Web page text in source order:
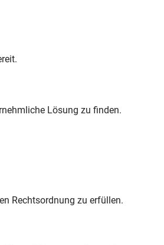
Lösung zu finden.
Rechtsordnung zu erfüllen.